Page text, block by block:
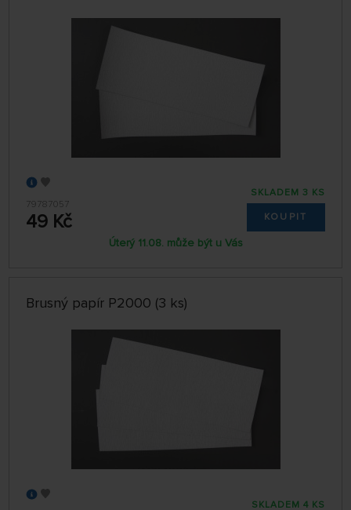
79787057
49 Kč
SKLADEM 3 KS
KOUPIT
Úterý 11.08. může být u Vás
Brusný papír P2000 (3 ks)
SKLADEM 4 KS